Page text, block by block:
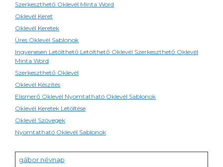
Szerkeszthető Oklevél Minta Word
Oklevél Keret
Oklevél Keretek
Üres Oklevél Sablonok
Ingyenesen Letölthető Letölthető Oklevél Szerkeszthető Oklevél
Minta Word
Szerkeszthető Oklevél
Oklevél Készítés
Elismerő Oklevél Nyomtatható Oklevél Sablonok
Oklevél Keretek Letöltése
Oklevél Szövegek
Nyomtatható Oklevél Sablonok
gábor névnap